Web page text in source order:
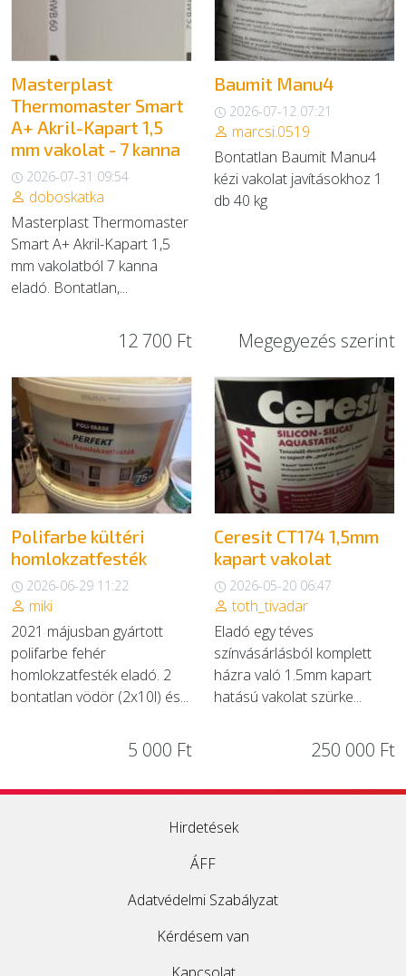
Masterplast
Thermomaster Smart
A+ Akril-Kapart 1,5
mm vakolat - 7 kanna
2026-07-31 09:54
doboskatka
Masterplast Thermomaster
Smart A+ Akril-Kapart 1,5
mm vakolatból 7 kanna
eladó. Bontatlan,...
12 700 Ft
Baumit Manu4
2026-07-12 07:21
marcsi.0519
Bontatlan Baumit Manu4
kézi vakolat javításokhoz 1
db 40 kg
Megegyezés szerint
Polifarbe kültéri
homlokzatfesték
2026-06-29 11:22
miki
2021 májusban gyártott
polifarbe fehér
homlokzatfesték eladó. 2
bontatlan vödör (2x10l) és...
5 000 Ft
Ceresit CT174 1,5mm
kapart vakolat
2026-05-20 06:47
toth_tivadar
Eladó egy téves
színvásárlásból komplett
házra való 1.5mm kapart
hatású vakolat szürke...
250 000 Ft
Hirdetések
ÁFF
Adatvédelmi Szabályzat
Kérdésem van